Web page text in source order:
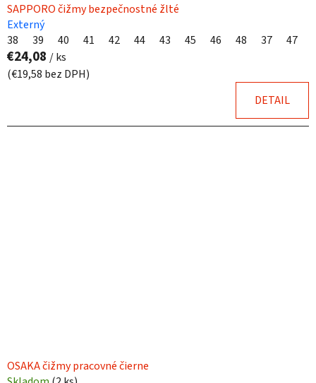
SAPPORO čižmy bezpečnostné žlté
Externý
38
39 40 41 42 44 43 45 46 48 37 47
€24,08 / ks
(€19,58 bez DPH)
DETAIL
OSAKA čižmy pracovné čierne